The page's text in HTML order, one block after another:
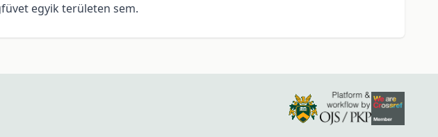
egyik területen sem.